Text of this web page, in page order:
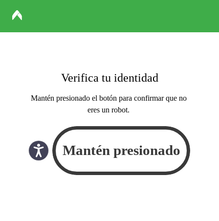
Verifica tu identidad
Mantén presionado el botón para confirmar que no
eres un robot.